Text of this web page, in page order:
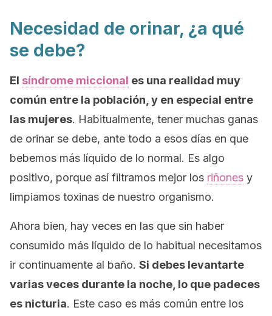
Necesidad de orinar, ¿a qué
se debe?
El síndrome miccional es una realidad muy
común entre la población, y en especial entre
las mujeres. Habitualmente, tener muchas ganas
de orinar se debe, ante todo a esos días en que
bebemos más líquido de lo normal. Es algo
positivo, porque así filtramos mejor los riñones y
limpiamos toxinas de nuestro organismo.
Ahora bien, hay veces en las que sin haber
consumido más líquido de lo habitual necesitamos
ir continuamente al baño. Si debes levantarte
varias veces durante la noche, lo que padeces
es nicturia. Este caso es más común entre los